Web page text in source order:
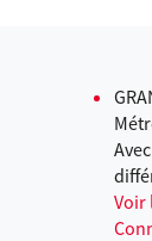
Avec
Voir